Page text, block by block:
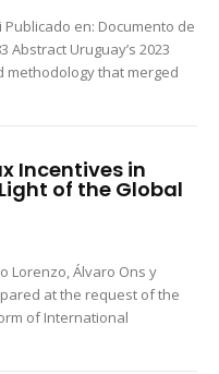
methodology that merged
Incentives in
of the Global
Lorenzo, Álvaro Ons y
of International